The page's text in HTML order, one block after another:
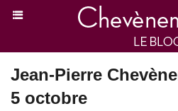
Jean-Pierre
5 octobre